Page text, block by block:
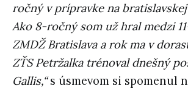
ročný v prípravke na
Ako 8-ročný som už hral medzi
ZMDŽ Bratislava a rok ma v
ZŤS Petržalka trénoval dnešný
Gallis,“s úsmevom si spomenul